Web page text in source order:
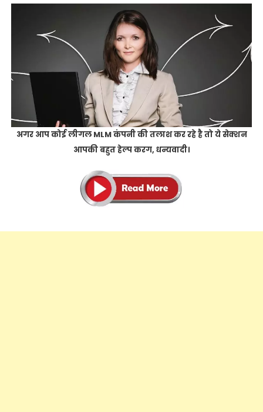
अगर आप कोई लीगल MLM कंपनी की तलाश कर रहे है तो ये सेक्शन
आपकी बहुत हेल्प करग, धन्यवादी।